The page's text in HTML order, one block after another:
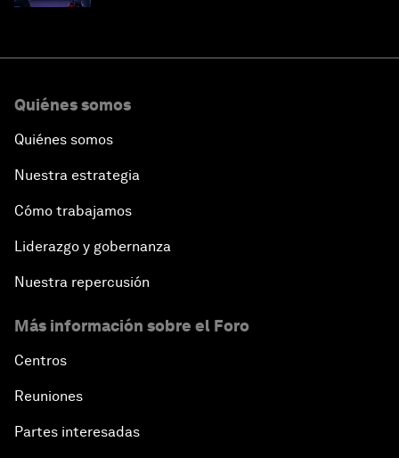
Quiénes somos
Quiénes somos
Nuestra estrategia
Cómo trabajamos
Liderazgo y gobernanza
Nuestra repercusión
Más información sobre el Foro
Centros
Reuniones
Partes interesadas